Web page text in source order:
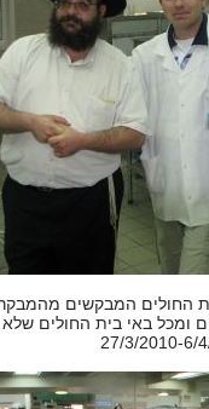
החולים המבקשים
ומכל באי בית החולים שלא